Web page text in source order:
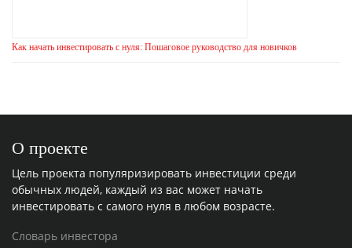
Как начать инвестировать с нуля: Пошаговое руководство для новичков
О проекте
Цель проекта популяризировать инвестиции среди
обычных людей, каждый из вас может начать
инвестировать с самого нуля в любом возрасте.
Словарь инвестора